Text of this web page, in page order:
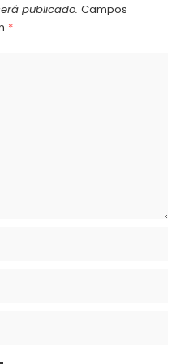
publicado. Campos
*